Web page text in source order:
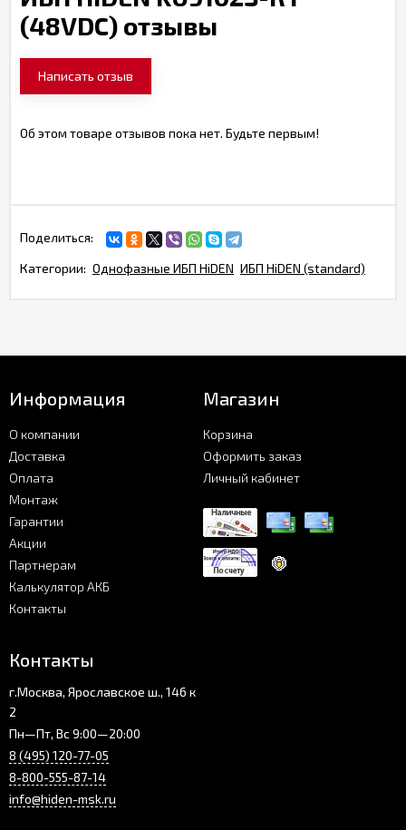
(48VDC) отзывы
Написать отзыв
Об этом товаре отзывов пока нет. Будьте первым!
Поделиться:
Категории: Однофазные ИБП HiDEN ИБП HiDEN (standard)
Информация
О компании
Доставка
Оплата
Монтаж
Гарантии
Акции
Партнерам
Калькулятор АКБ
Контакты
Магазин
Корзина
Оформить заказ
Личный кабинет
Контакты
г.Москва, Ярославское ш., 146 к
2
Пн—Пт, Вс 9:00—20:00
8 (495) 120-77-05
8-800-555-87-14
info@hiden-msk.ru